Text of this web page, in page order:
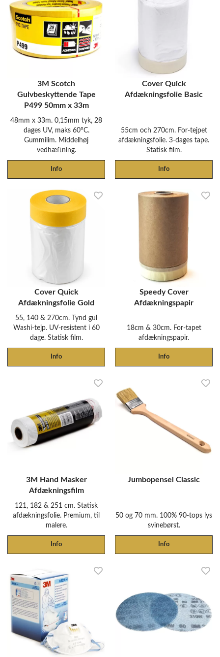
3M Scotch
Gulvbeskyttende Tape
P499 50mm x 33m
48mm x 33m. 0,15mm tyk, 28
dages UV, maks 60°C.
Gummilim. Middelhøj
vedhæftning.
Info
Cover Quick
Afdækningsfolie Basic
55cm och 270cm. For-tejpet
afdækningsfolie. 3-dages tape.
Statisk film.
Info
Cover Quick
Afdækningsfolie Gold
55, 140 & 270cm. Tynd gul
Washi-tejp. UV-resistent i 60
dage. Statisk film.
Info
Speedy Cover
Afdækningspapir
18cm & 30cm. For-tapet
afdækningspapir.
Info
3M Hand Masker
Afdækningsfilm
121, 182 & 251 cm. Statisk
afdækningsfolie. Premium, til
malere.
Info
Jumbopensel Classic
50 og 70 mm. 100% 90-tops lys
svinebørst.
Info